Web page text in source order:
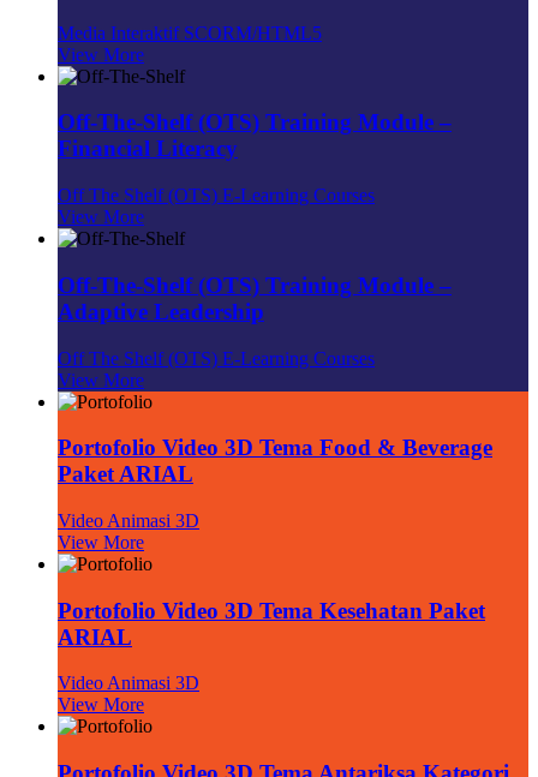
Media Interaktif SCORM/HTML5
View More
Off-The-Shelf (OTS) Training Module –
Financial Literacy
Off The Shelf (OTS) E-Learning Courses
View More
Off-The-Shelf (OTS) Training Module –
Adaptive Leadership
Off The Shelf (OTS) E-Learning Courses
View More
Portofolio Video 3D Tema Food & Beverage
Paket ARIAL
Video Animasi 3D
View More
Portofolio Video 3D Tema Kesehatan Paket
ARIAL
Video Animasi 3D
View More